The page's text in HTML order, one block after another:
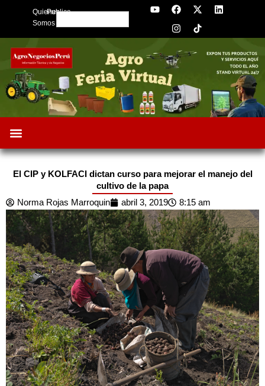
Quienes
Somos
Publica
Search
Y
o
b
e
F
a
c
e
o
o
k
X
-
t
w
t
L
i
d
n
I
n
s
t
g
r
a
El CIP y KOLFACI dictan curso para mejorar el manejo del
cultivo de la papa
Norma Rojas Marroquin
abril 3, 2019 8:15 am